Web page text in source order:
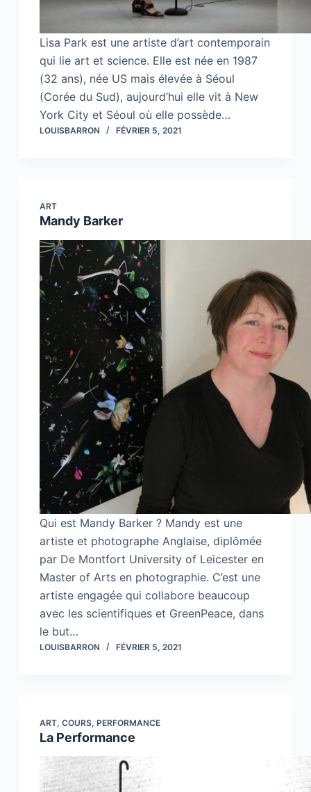
Lisa Park est une artiste d’art contemporain
qui lie art et science. Elle est née en 1987
(32 ans), née US mais élevée à Séoul
(Corée du Sud), aujourd’hui elle vit à New
York City et Séoul où elle possède…
LOUISBARRON FÉVRIER 5, 2021
ART
Mandy Barker
Qui est Mandy Barker ? Mandy est une
artiste et photographe Anglaise, diplômée
par De Montfort University of Leicester en
Master of Arts en photographie. C’est une
artiste engagée qui collabore beaucoup
avec les scientifiques et GreenPeace, dans
le but…
LOUISBARRON FÉVRIER 5, 2021
ART, COURS, PERFORMANCE
La Performance